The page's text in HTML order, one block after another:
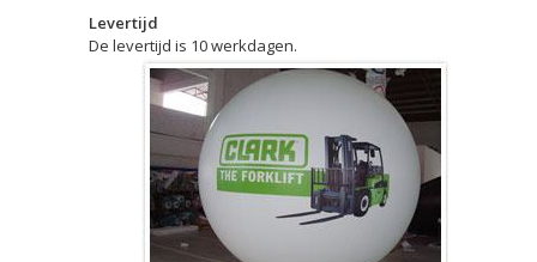
Levertijd
De levertijd is 10 werkdagen.